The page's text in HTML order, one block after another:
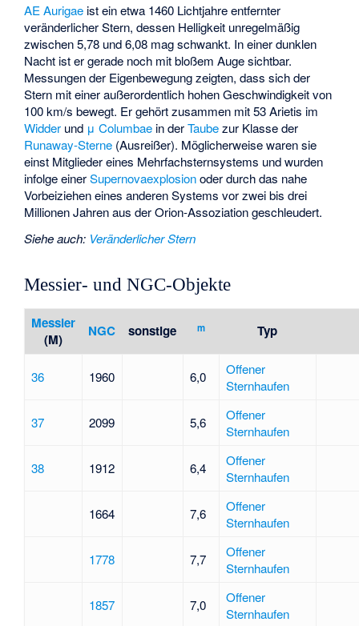
AE Aurigae ist ein etwa 1460 Lichtjahre entfernter
veränderlicher Stern, dessen Helligkeit unregelmäßig
zwischen 5,78 und 6,08 mag schwankt. In einer dunklen
Nacht ist er gerade noch mit bloßem Auge sichtbar.
Messungen der Eigenbewegung zeigten, dass sich der
Stern mit einer außerordentlich hohen Geschwindigkeit von
100 km/s bewegt. Er gehört zusammen mit53 Arietis im
Widder und μ Columbae in derTaubezur Klasse der
Runaway-Sterne (Ausreißer). Möglicherweise waren sie
einst Mitglieder eines Mehrfachsternsystems und wurden
infolge einerSupernovaexplosionoder durch das nahe
Vorbeiziehen eines anderen Systems vor zwei bis drei
Millionen Jahren aus der Orion-Assoziation geschleudert.
Siehe auch: Veränderlicher Stern
Messier- und NGC-Objekte
Messier
(M)
NGC sonstige m Typ
36 1960 6,0
Offener
Sternhaufen
37 2099 5,6
Offener
Sternhaufen
38 1912 6,4
Offener
Sternhaufen
1664 7,6
Offener
Sternhaufen
1778 7,7
Offener
Sternhaufen
1857 7,0
Offener
Sternhaufen